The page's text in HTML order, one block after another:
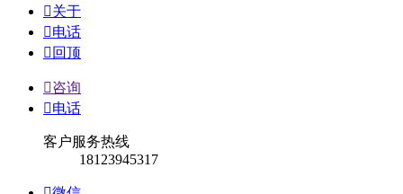
关于
电话
 回顶
咨询
电话
客户服务热线
18123945317